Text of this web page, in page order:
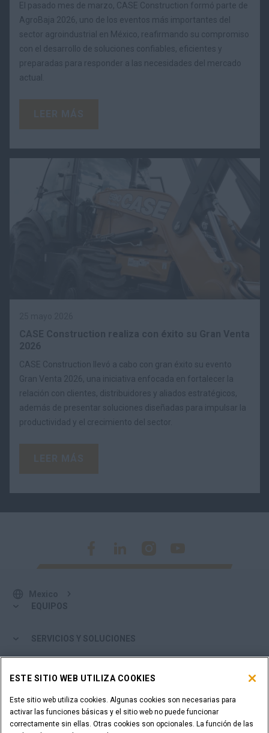
El pasado mes de marzo, CASE Construction formó parte de
AgroBaja 2026, uno de los eventos más importantes del
sector agroindustrial en México, reafirmando su compromiso
con el desarrollo de soluciones confiables, eficientes y
preparadas para responder a las necesidades del mercado
actual.
CASE Construction llevó a cabo con gran éxito su evento
Gran Venta 2026, una iniciativa enfocada en fortalecer la
relación con clientes, distribuidores y aliados estratégicos,
además de presentar soluciones diseñadas para impulsar la
productividad y el crecimiento del sector.
EQUIPOS
SERVICIOS Y SOLUCIONES
MÁS DE CASE
ESTE SITIO WEB UTILIZA COOKIES
Este sitio web utiliza cookies. Algunas cookies son necesarias para
activar las funciones básicas y el sitio web no puede funcionar
correctamente sin ellas. Otras cookies son opcionales. La función de las